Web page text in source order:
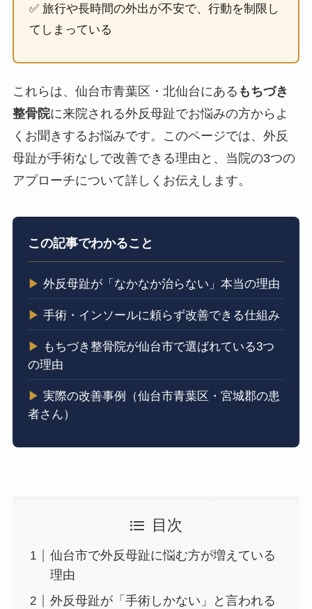
✅ 旅行や長時間の外出が不安で、行動を制限し
てしまっている
これらは、仙台市青葉区・北仙台にある もちづき
整骨院に来院される外反母趾でお悩みの方からよ
くお聞きするお悩みです。このページでは、外反
母趾が手術なしで改善できる理由と、当院の3つの
アプローチについて詳しくお伝えします。
この記事でわかること
▶ 外反母趾が「なかなか治らない」本当の理由
▶ 手術・インソールに頼らず改善できる仕組み
▶ もちづき整骨院が仙台市で選ばれている3つ
の理由
▶ 実際の改善事例（仙台市青葉区・宮城郡の患
者さん）
目次
仙台市で外反母趾に悩む方が増えている
理由
外反母趾が「手術しかない」と言われる